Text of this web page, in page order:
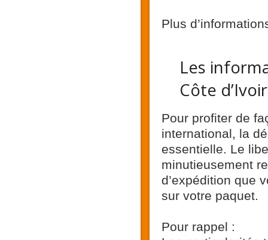
Plus
Les
Côte
Pour profiter de
international, la
essentielle. Le
minutieusement
d’expédition que
sur votre paquet.
Pour rappel :